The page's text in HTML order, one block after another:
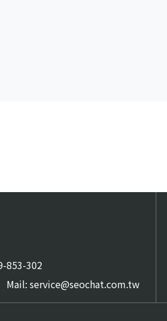
853-302
Mail: service@seochat.com.tw